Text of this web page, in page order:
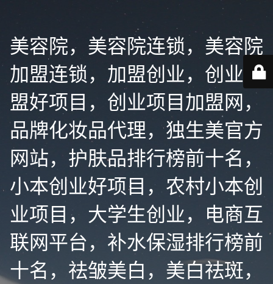
美容院，美容院连锁，美容院
加盟连锁，加盟创业，创业加
盟好项目，创业项目加盟网，
品牌化妆品代理，独生美官方
网站，护肤品排行榜前十名，
小本创业好项目，农村小本创
业项目，大学生创业，电商互
联网平台，补水保湿排行榜前
十名，祛皱美白，美白祛斑，